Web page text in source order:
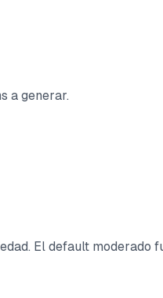
a generar.
El default moderado